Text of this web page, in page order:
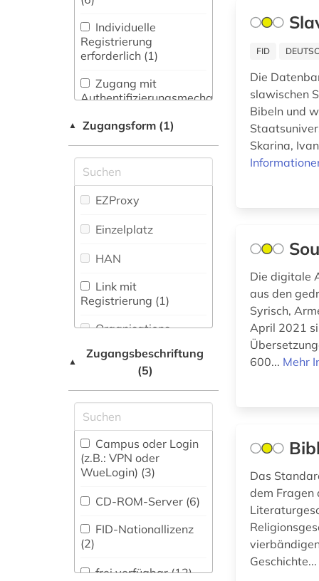
Gesundheitswissenschaften
(0)
Klassische
Byzantinistik.
Philologie. Neulatein (7)
Kunstgeschichte (2)
Maschinenbau (0)
Mathematik (0)
Medien- und
Kommunikationswissenschaften,
Kommunikationsdesign (0)
Militärwissenschaft
Museologie (0)
Musikwissenschaft
(1)
Natur- und
Umweltschutz (0)
Ostasien (0)
Pädagogik (0)
digitale edition (1)
einführung (1)
einheitsübersetzung
(1)
einheitsübersetzung
der heiligen schrift (4)
elberfelder bibel (3)
ethik (1)
exegese (2)
fid ost-, ostmittel-
flavius | 37-100 | (1)
forschung (2)
frühchristentum (1)
frühjudentum (2)
gender (1)
geschichte (4)
geschichte 1945- (1)
geschichte 1984 (3)
geschlechtsunterschied
Enzyklopädie,
Nachschlagwerk (27
Zeitungs-,
(0)
Individuelle
Registrierung
erforderlich (1)
Zugang mit
Authentifizierungsmechanismen
▲ Zugangsform (1)
EZProxy
Einzelplatz
HAN
Link mit
Registrierung (1)
Organisations-
Shibboleth
Zugriff vor Ort
▲
Zugangsbeschriftung
(5)
Campus oder Login
(z.B.: VPN oder
WueLogin) (3)
CD-ROM-Server (6)
FID-Nationallizenz
(2)
frei verfügbar (12)
FID
Die
slawischen
Bibeln und
Skarina,
Die digitale
aus den
Syrisch,
April 2021
600... Mehr
Das
dem Fragen
Geschichte...